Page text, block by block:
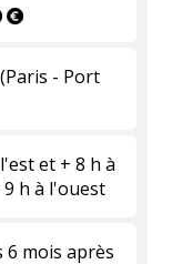
- Port
et + 8 h à
h à l'ouest
6 mois après